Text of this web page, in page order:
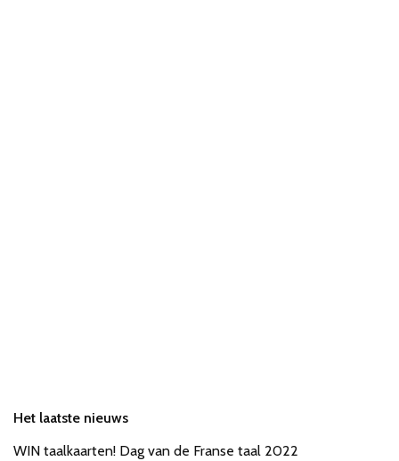
Het laatste nieuws
WIN taalkaarten! Dag van de Franse taal 2022